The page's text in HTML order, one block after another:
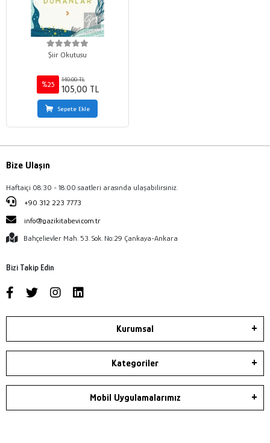
Şiir Okutusu
%25
140,00 TL
105,00 TL
Sepete Ekle
Bize Ulaşın
Haftaiçi 08:30 - 18:00 saatleri arasında ulaşabilirsiniz.
+90 312 223 7773
info@gazikitabevi.com.tr
Bahçelievler Mah. 53. Sok. No:29 Çankaya-Ankara
Bizi Takip Edin
Kurumsal
Kategoriler
Mobil Uygulamalarımız